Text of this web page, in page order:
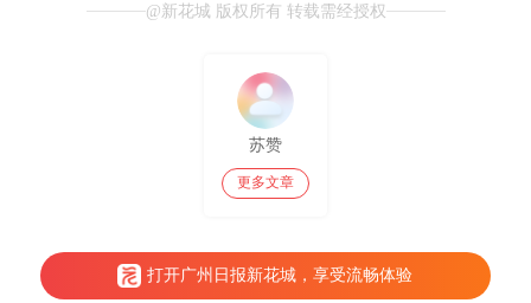
@新花城 版权所有 转载需经授权
苏赞
更多文章
打开广州日报新花城，享受流畅体验